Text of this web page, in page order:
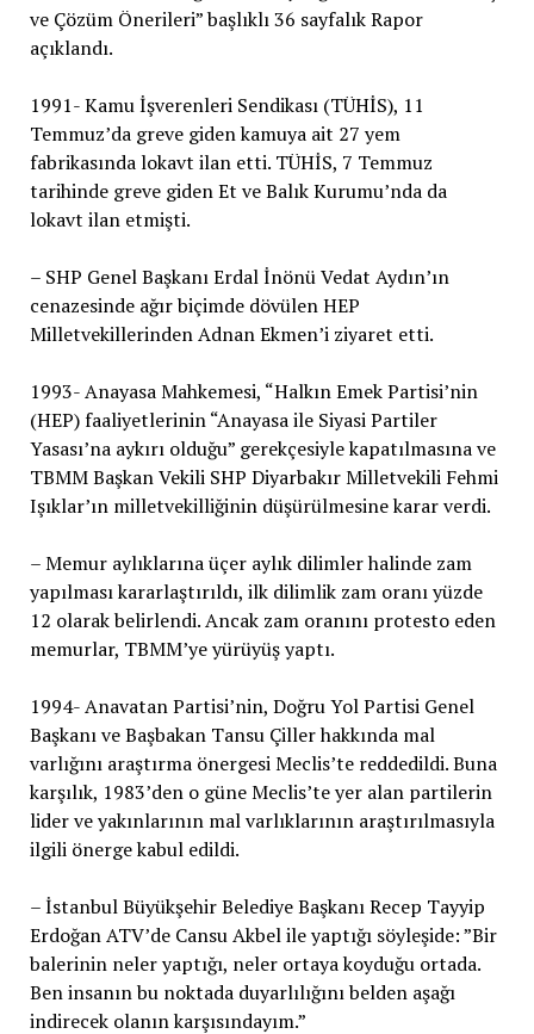
ve Çözüm Önerileri” başlıklı 36 sayfalık Rapor
açıklandı.
1991- Kamu İşverenleri Sendikası (TÜHİS), 11
Temmuz’da greve giden kamuya ait 27 yem
fabrikasında lokavt ilan etti. TÜHİS, 7 Temmuz
tarihinde greve giden Et ve Balık Kurumu’nda da
lokavt ilan etmişti.
– SHP Genel Başkanı Erdal İnönü Vedat Aydın’ın
cenazesinde ağır biçimde dövülen HEP
Milletvekillerinden Adnan Ekmen’i ziyaret etti.
1993- Anayasa Mahkemesi, “Halkın Emek Partisi’nin
(HEP) faaliyetlerinin “Anayasa ile Siyasi Partiler
Yasası’na aykırı olduğu” gerekçesiyle kapatılmasına ve
TBMM Başkan Vekili SHP Diyarbakır Milletvekili Fehmi
Işıklar’ın milletvekilliğinin düşürülmesine karar verdi.
– Memur aylıklarına üçer aylık dilimler halinde zam
yapılması kararlaştırıldı, ilk dilimlik zam oranı yüzde
12 olarak belirlendi. Ancak zam oranını protesto eden
memurlar, TBMM’ye yürüyüş yaptı.
1994- Anavatan Partisi’nin, Doğru Yol Partisi Genel
Başkanı ve Başbakan Tansu Çiller hakkında mal
varlığını araştırma önergesi Meclis’te reddedildi. Buna
karşılık, 1983’den o güne Meclis’te yer alan partilerin
lider ve yakınlarının mal varlıklarının araştırılmasıyla
ilgili önerge kabul edildi.
– İstanbul Büyükşehir Belediye Başkanı Recep Tayyip
Erdoğan ATV’de Cansu Akbel ile yaptığı söyleşide: ”Bir
balerinin neler yaptığı, neler ortaya koyduğu ortada.
Ben insanın bu noktada duyarlılığını belden aşağı
indirecek olanın karşısındayım.”